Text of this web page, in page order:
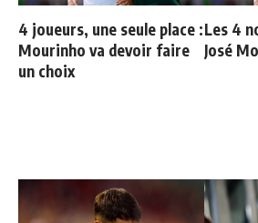
4 joueurs, une seule place :
Mourinho va devoir faire
un choix
Les 4
José